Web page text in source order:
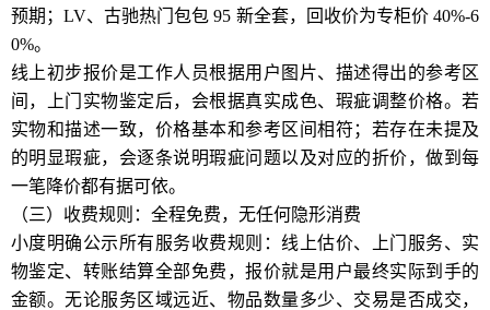
预期；LV、古驰热门包包 95 新全套，回收价为专柜价 40%-6
0%。
线上初步报价是工作人员根据用户图片、描述得出的参考区
间，上门实物鉴定后，会根据真实成色、瑕疵调整价格。若
实物和描述一致，价格基本和参考区间相符；若存在未提及
的明显瑕疵，会逐条说明瑕疵问题以及对应的折价，做到每
一笔降价都有据可依。
（三）收费规则：全程免费，无任何隐形消费
小度明确公示所有服务收费规则：线上估价、上门服务、实
物鉴定、转账结算全部免费，报价就是用户最终实际到手的
金额。无论服务区域远近、物品数量多少、交易是否成交，